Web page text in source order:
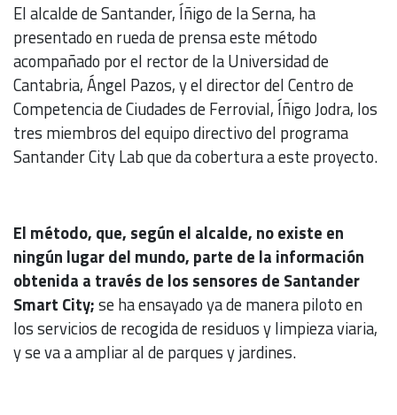
El alcalde de Santander, Íñigo de la Serna, ha
presentado en rueda de prensa este método
acompañado por el rector de la Universidad de
Cantabria, Ángel Pazos, y el director del Centro de
Competencia de Ciudades de Ferrovial, Íñigo Jodra, los
tres miembros del equipo directivo del programa
Santander City Lab que da cobertura a este proyecto.
El método, que, según el alcalde, no existe en
ningún lugar del mundo, parte de la información
obtenida a través de los sensores de Santander
Smart City;se ha ensayado ya de manera piloto en
los servicios de recogida de residuos y limpieza viaria,
y se va a ampliar al de parques y jardines.